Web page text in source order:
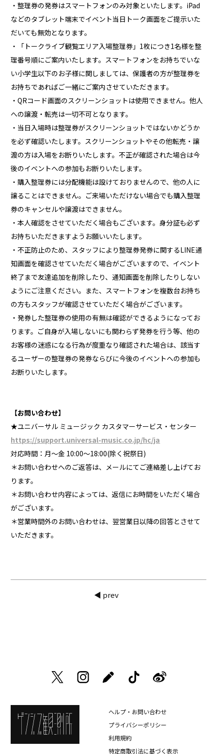
・整理券の発券はスマートフォンのみ対象といたします。iPad
などのタブレット端末でイベント当日トーク画面をご提示いた
だいても無効となります。
・「トークライブ観覧エリア入場整理券」1枚につき1名様を整
理番号順にご案内いたします。スマートフォンをお持ちでいな
い小学生以下のお子様に関しましては、保護者の方が整理券を
お持ちであればご一緒にご案内させていただきます。
・QRコード画面のスクリーンショットは使用できません。他人
への譲渡・転売は一切不可となります。
・当日入場時は整理券がスクリーンショットではないかどうか
を必ず確認いたします。スクリーンショットやその他転売・譲
渡の方は入場をお断りいたします。不正が確認された場合は今
後のイベントへの参加もお断りいたします。
・購入整理券には分配機能は設けておりませんので、他の人に
譲ることはできません。ご来場いただけない場合でも購入整理
券のキャンセルや譲渡はできません。
・本人確認をさせていただく場合もございます。身分証も必ず
お持ちいただきますようお願いいたします。
・不正防止のため、スタッフにより整理券発券に関するLINE通
知画面を確認させていただく場合がございますので、イベント
終了まで友達追加を削除したり、通知画面を削除したりしない
ようにご注意ください。また、スマートフォンを複数台お持ち
の方もスタッフが確認させていただく場合がございます。
・発券した整理券の使用の有無は確認ができるようになってお
ります。ご自身が入場しないにも関わらず発券を行う等、他の
お客様の迷惑になる行為が度重なり確認された場合は、該当す
るユーザーの整理券の発券ならびに今後のイベントへの参加も
お断りいたします。
【お問い合わせ】
★ユニバーサル ミュージック カスタマーサービス・センター
https://support.universal-music.co.jp/hc/ja
対応時間：月～金 10:00～18:00(除く祝祭日)
＊お問い合わせへのご返答は、メールにてご連絡差し上げてお
ります。
＊お問い合わせ内容によっては、返信にお時間をいただく場合
がございます。
＊営業時間外のお問い合わせは、翌営業日以降の回答とさせて
いただきます。
◀ prev
ヘルプ・お問い合わせ
プライバシーポリシー
利用規約
特定商取引法に基づく表示